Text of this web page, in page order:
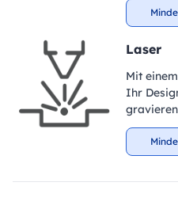
Laser
Mit
Ihr